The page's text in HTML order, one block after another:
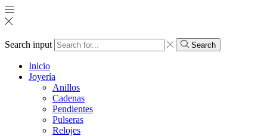
Search input Search
Inicio
Joyería
Anillos
Cadenas
Pendientes
Pulseras
Relojes